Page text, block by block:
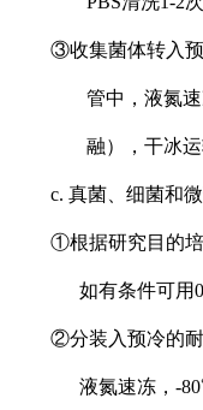
③收集菌体转入
管中，液氮
融），干冰运
c. 真菌、细菌和
①根据研究目的培
如有条件可用
②分装入预冷的
液氮速冻，-